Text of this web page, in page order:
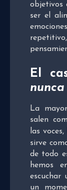
objetivos
ser el
El
La
salen
las
sirve
de todo
hemos
escuchar
un